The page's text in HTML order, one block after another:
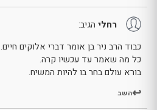
רחלי הגיב:
כבוד הרב ניר בן אומר דברי אלוקים חיים.
כל מה שאמר עד עכשיו קרה.
בורא עולם בחר בו להיות המשיח.
השב